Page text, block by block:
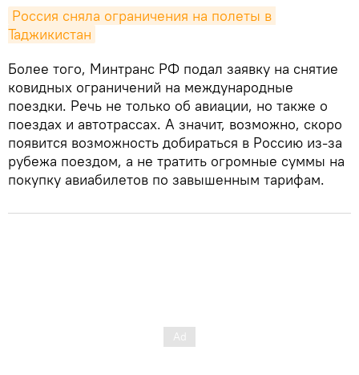
Россия сняла ограничения на полеты в
Таджикистан
Более того, Минтранс РФ подал заявку на снятие
ковидных ограничений на международные
поездки. Речь не только об авиации, но также о
поездах и автотрассах. А значит, возможно, скоро
появится возможность добираться в Россию из-за
рубежа поездом, а не тратить огромные суммы на
покупку авиабилетов по завышенным тарифам.